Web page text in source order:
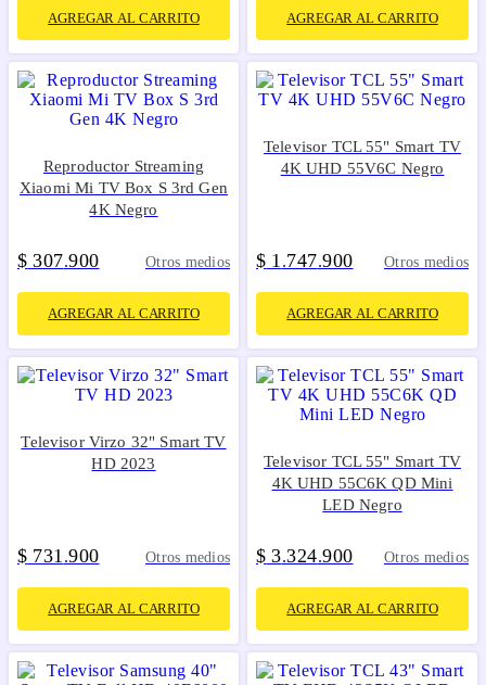
AGREGAR AL CARRITO AGREGAR AL CARRITO
Reproductor Streaming
Xiaomi Mi TV Box S 3rd Gen
4K Negro
$ 307.900 Otros medios
AGREGAR AL CARRITO
Televisor TCL 55" Smart TV
4K UHD 55V6C Negro
$ 1 .747.900 Otros medios
AGREGAR AL CARRITO
Televisor Virzo 32" Smart TV
HD 2023
$ 731 .900 Otros medios
AGREGAR AL CARRITO
Televisor TCL 55" Smart TV
4K UHD 55C6K QD Mini
LED Negro
$ 3.324.900 Otros medios
AGREGAR AL CARRITO